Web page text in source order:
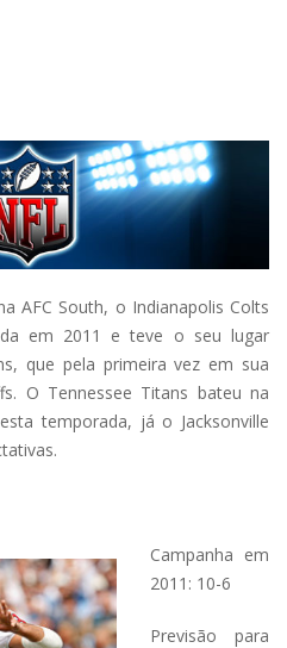
AFC South, o Indianapolis Colts
em 2011 e teve o seu lugar
que pela primeira vez em sua
O Tennessee Titans bateu na
temporada, já o Jacksonville
Campanha em
2011: 10-6
Previsão para